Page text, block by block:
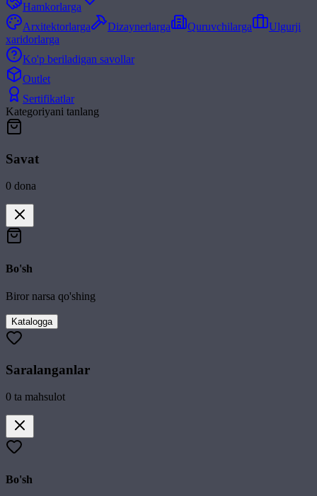
Hamkorlarga
Arxitektorlarga
Dizaynerlarga Quruvchilarga
Ulgurji
xaridorlarga
Ko'p beriladigan savollar
Outlet
Sertifikatlar
Kategoriyani tanlang
Savat
0 dona
Bo'sh
Biror narsa qo'shing
Katalogga
Saralanganlar
0 ta mahsulot
Bo'sh